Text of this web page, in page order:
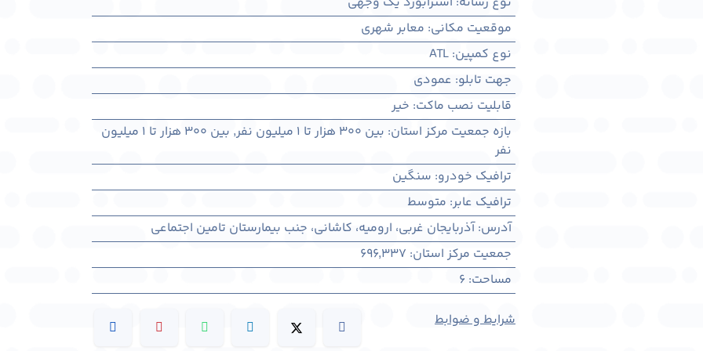
موقعیت مکانی: معابر شهری
نوع کمپین:
ATL
جهت تابلو: عمودی
قابلیت نصب ماکت: خیر
بازه جمعیت مرکز استان: بین ۳۰۰ هزار تا ۱ میلیون نفر ,
بین ۳۰۰ هزار تا ۱ میلیون
نفر
ترافیک خودرو: سنگین
ترافیک عابر: متوسط
آدرس:آذربايجان غربی، اروميه، کاشانی، جنب بیمارستان تامین اجتماعی
جمعیت مرکز استان:
696,337
مساحت:
6
شرایط و ضوابط